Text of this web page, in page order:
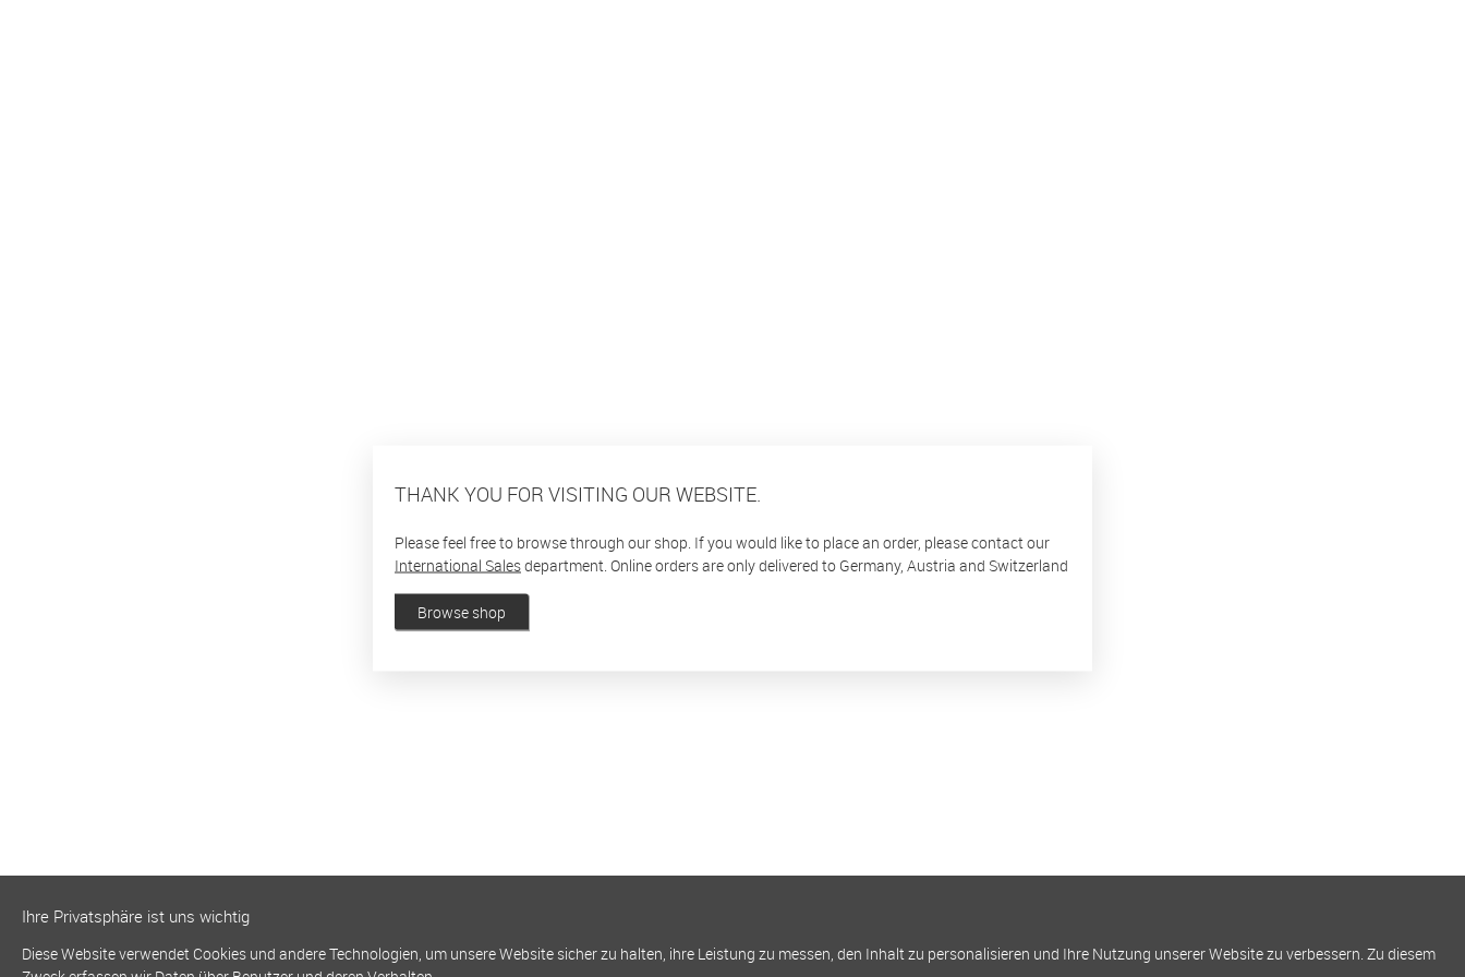
THANK YOU FOR VISITING OUR WEBSITE.
Please feel free to browse through our shop. If you would like to place an order, please contact our
International Salesdepartment. Online orders are only delivered to Germany, Austria and Switzerland
Browse shop
Ihre Privatsphäre ist uns wichtig
Diese Website verwendet Cookies und andere Technologien, um unsere Website sicher zu halten, ihre Leistung zu messen, den Inhalt zu personalisieren und Ihre Nutzung unserer Website zu verbessern. Zu diesem